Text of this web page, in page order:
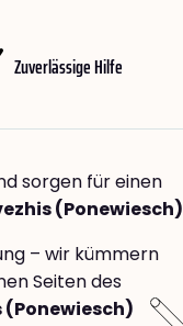
Zuverlässige Hilfe
sorgen für einen
(Ponewiesch)
– wir kümmern
Seiten des
(Ponewiesch)